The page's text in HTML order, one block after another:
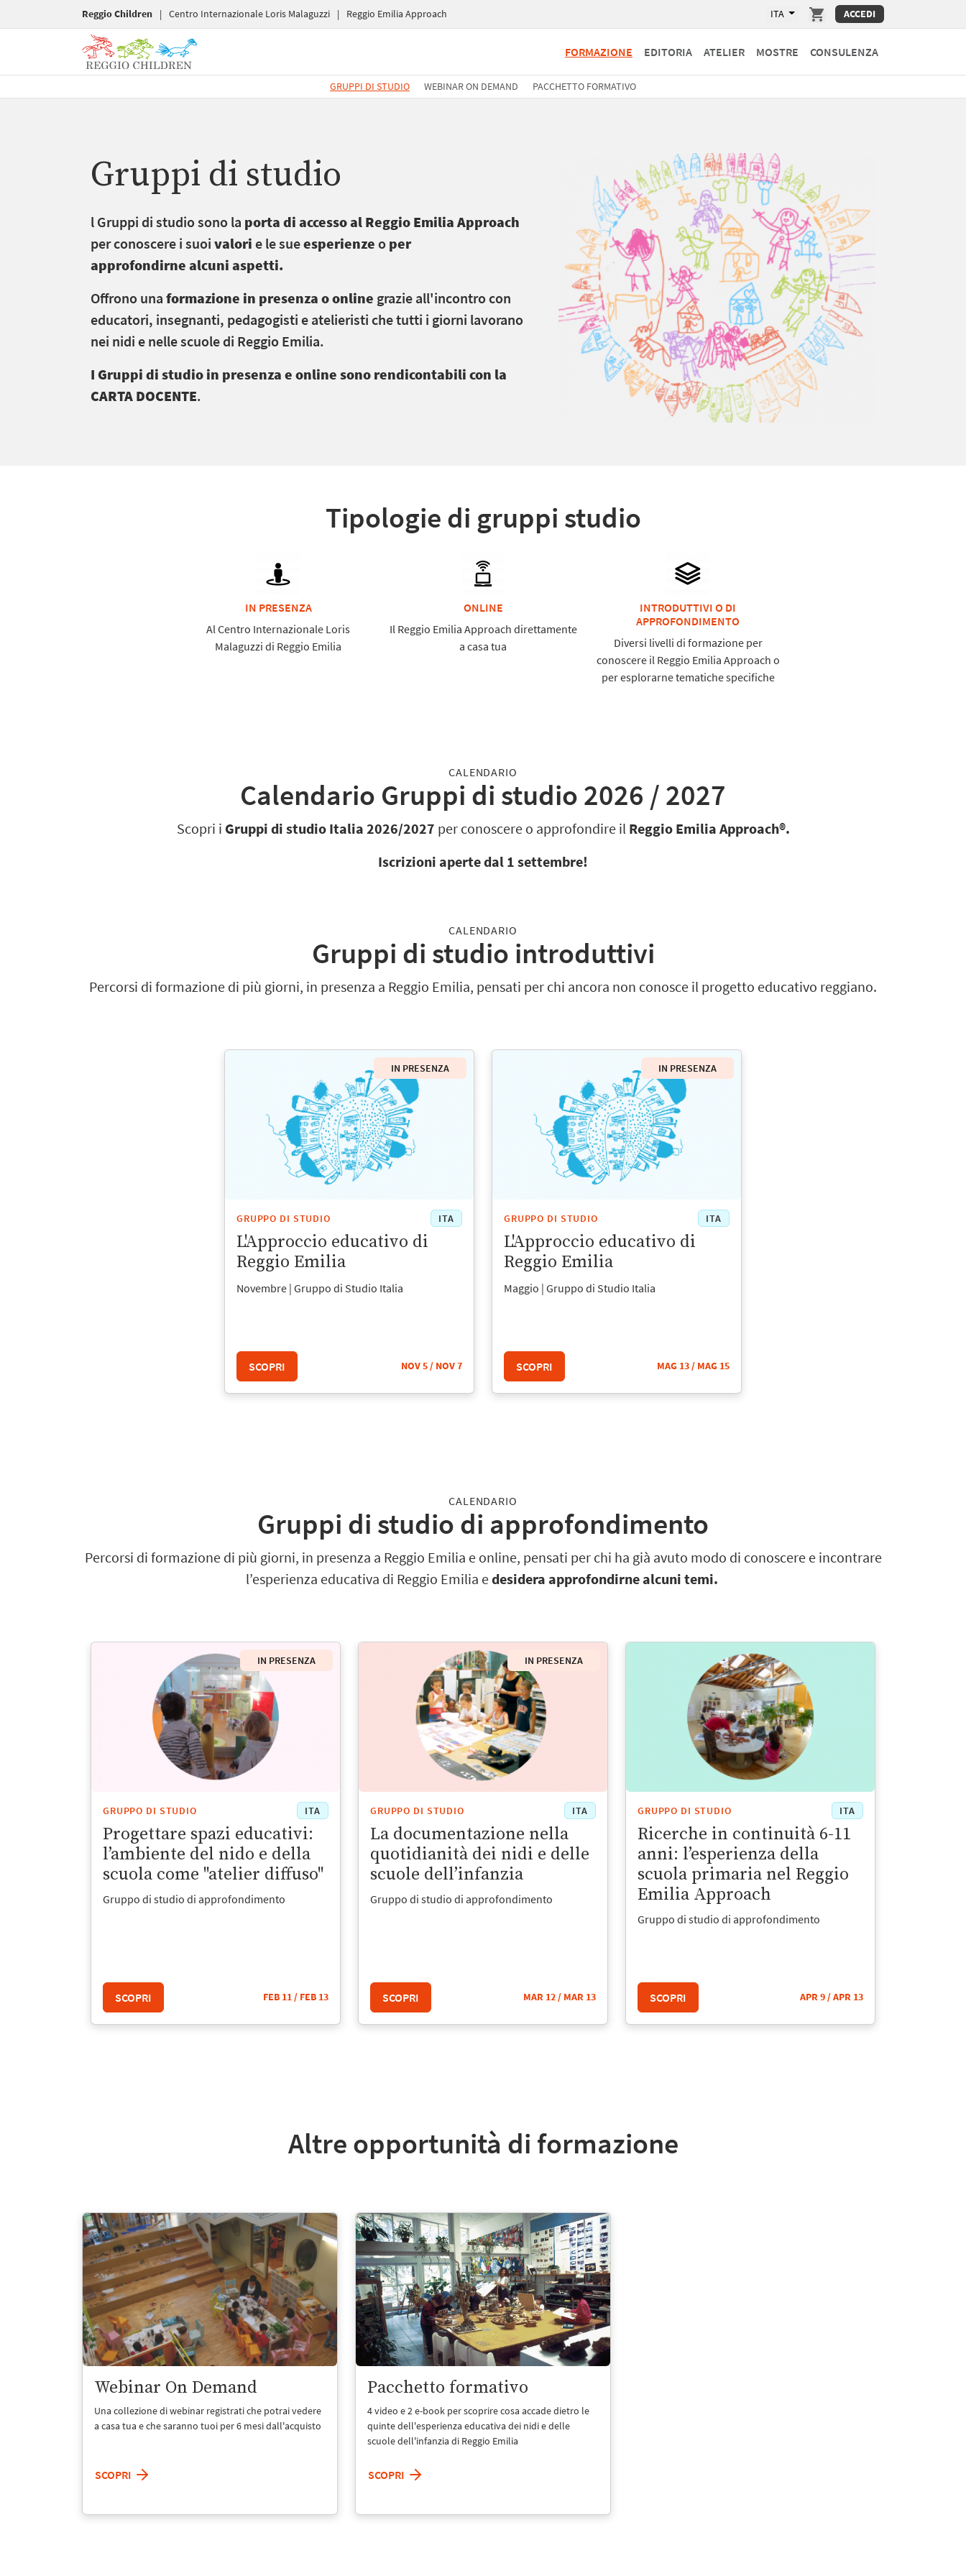
Reggio Children | Centro Internazionale Loris Malaguzzi | Reggio Emilia Approach ITA ACCEDI
FORMAZIONE EDITORIA ATELIER MOSTRE CONSULENZA
GRUPPI DI STUDIO WEBINAR ON DEMAND PACCHETTO FORMATIVO
Gruppi di studio
l Gruppi di studio sono la porta di accesso al Reggio Emilia Approach
per conoscere i suoi valori e le sueesperienze o per
approfondirne alcuni aspetti.
Offrono una formazione in presenza o online grazie all'incontro con
educatori, insegnanti, pedagogisti e atelieristi che tutti i giorni lavorano
nei nidi e nelle scuole di Reggio Emilia.
I Gruppi di studio in presenza e online sono rendicontabili con la
CARTA DOCENTE.
Tipologie di gruppi studio
IN PRESENZA
Al Centro Internazionale Loris
Malaguzzi di Reggio Emilia
ONLINE
Il Reggio Emilia Approach direttamente
a casa tua
INTRODUTTIVI O DI
APPROFONDIMENTO
Diversi livelli di formazione per
conoscere il Reggio Emilia Approach o
per esplorarnetematiche specifiche
CALENDARIO
Calendario Gruppi di studio 2026 / 2027
Scopri i Gruppi di studio Italia 2026/2027 per conoscere o approfondire il Reggio Emilia Approach®.
Iscrizioni aperte dal 1 settembre!
CALENDARIO
Gruppi di studio introduttivi
Percorsi di formazione di più giorni, in presenza a Reggio Emilia, pensati per chi ancora non conosce il progetto educativo reggiano.
IN PRESENZA
GRUPPO DI STUDIO ITA
L'Approccio educativo di
Reggio Emilia
Novembre | Gruppo di Studio Italia
SCOPRI NOV 5/ NOV 7
IN PRESENZA
GRUPPO DI STUDIO ITA
L'Approccio educativo di
Reggio Emilia
Maggio | Gruppo di Studio Italia
SCOPRI MAG 13/ MAG 15
CALENDARIO
Gruppi di studio di approfondimento
Percorsi di formazione di più giorni, in presenza a Reggio Emilia e online, pensati per chi ha già avuto modo di conoscere e incontrare
l’esperienza educativa di Reggio Emilia edesidera approfondirne alcuni temi.
IN PRESENZA
GRUPPO DI STUDIO ITA
Progettare spazi educativi:
l’ambiente del nido e della
scuola come "atelier diffuso"
Gruppo di studio di approfondimento
SCOPRI FEB 11/ FEB 13
IN PRESENZA
GRUPPO DI STUDIO ITA
La documentazione nella
quotidianità dei nidi e delle
scuole dell’infanzia
Gruppo di studio di approfondimento
SCOPRI MAR 12/ MAR 13
GRUPPO DI STUDIO ITA
Ricerche in continuità 6-11
anni: l’esperienza della
scuola primaria nel Reggio
Emilia Approach
Gruppo di studio di approfondimento
SCOPRI APR 9/ APR 13
Altre opportunità di formazione
Webinar On Demand
Una collezione di webinar registrati che potrai vedere
a casa tua e che saranno tuoi per 6 mesi dall'acquisto
SCOPRI
Pacchetto formativo
4 video e 2 e-book per scoprire cosa accade dietro le
quinte dell'esperienza educativa dei nidi e delle
scuole dell'infanzia di Reggio Emilia
SCOPRI